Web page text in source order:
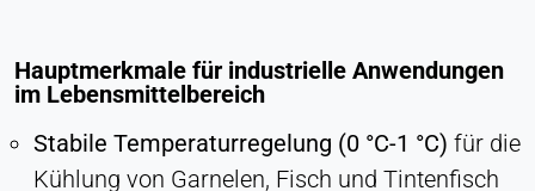
Hauptmerkmale für industrielle Anwendungen
im Lebensmittelbereich
Stabile Temperaturregelung (0 °C-1 °C) für die
Kühlung von Garnelen, Fisch und Tintenfisch